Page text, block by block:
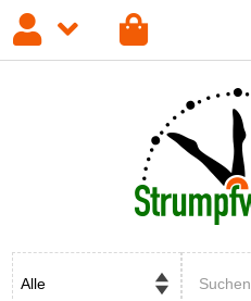
Registrieren